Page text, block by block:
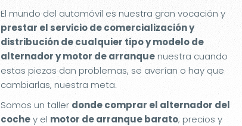
El mundo del automóvil es nuestra gran vocación y
prestar el servicio de comercialización y
distribución de cualquier tipo y modelo de
alternador y motor de arranquenuestra cuando
estas piezas dan problemas, se averían o hay que
cambiarlas, nuestra meta.
Somos un taller donde comprar el alternador del
cochey el motor de arranque barato; precios y